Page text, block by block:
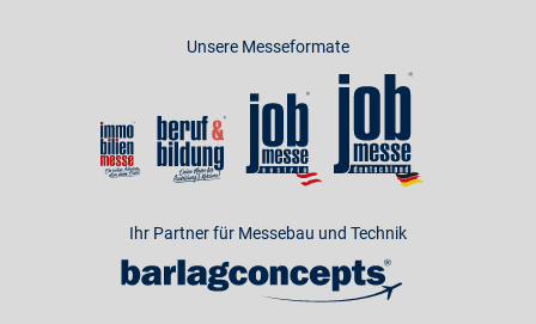
Unsere Messeformate
Ihr Partner für Messebau und Technik